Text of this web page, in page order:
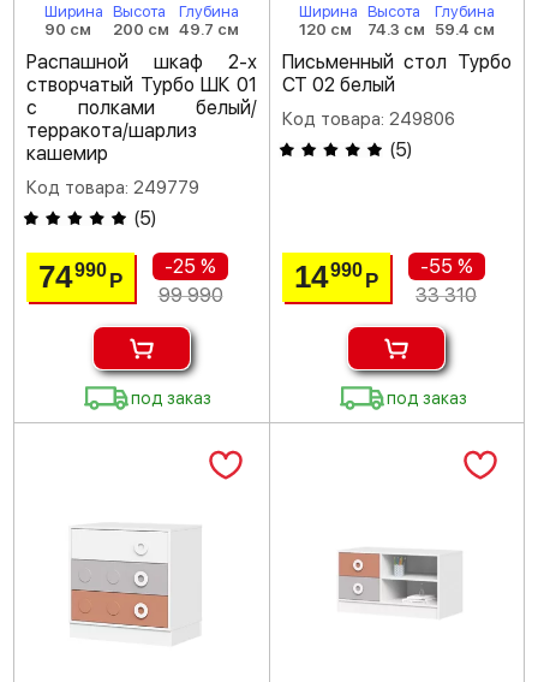
Ширина
90 см
Высота
200 см
Глубина
49.7 см
Распашной шкаф 2-х
створчатый Турбо ШК 01
с полками белый/
терракота/шарлиз
кашемир
Код товара: 249779
(5)
74990Р
-25 %
99 990
под заказ
Ширина
120 см
Высота
74.3 см
Глубина
59.4 см
Письменный стол Турбо
СТ 02 белый
Код товара: 249806
(5)
14990 Р
-55 %
33 310
под заказ